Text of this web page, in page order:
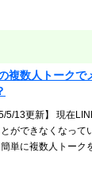
複数人トークで
5/13更新】 現在
ができなくなって
単に複数人トーク